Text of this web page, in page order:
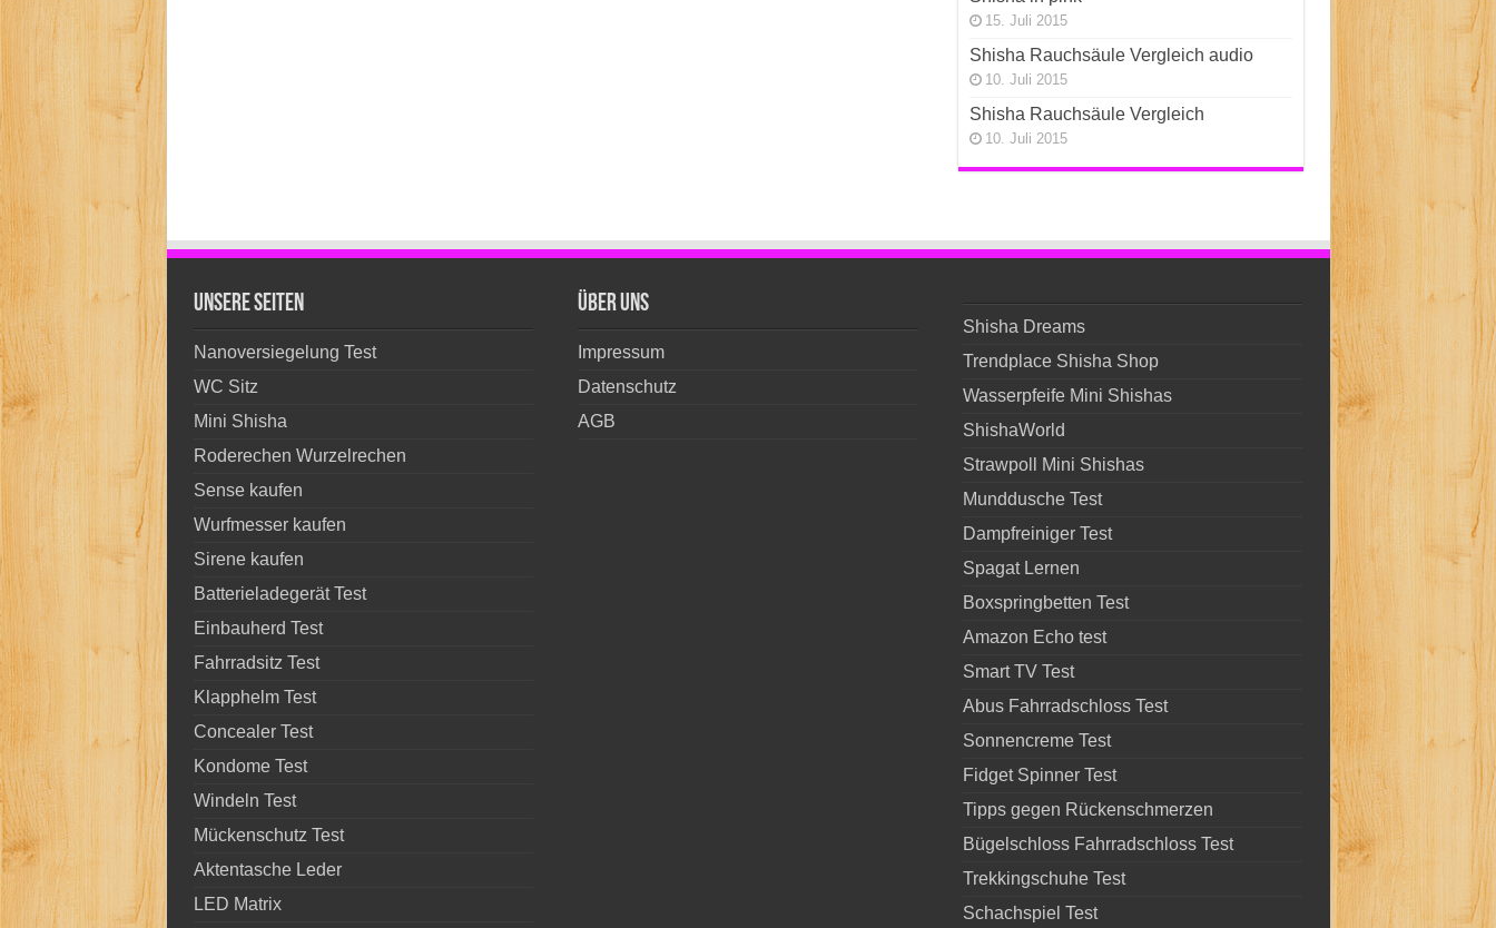
15. Juli 2015
Shisha Rauchsäule Vergleich audio
10. Juli 2015
Shisha Rauchsäule Vergleich
10. Juli 2015
unsere Seiten
Nanoversiegelung Test
WC Sitz
Mini Shisha
Roderechen Wurzelrechen
Sense kaufen
Wurfmesser kaufen
Sirene kaufen
Batterieladegerät Test
Einbauherd Test
Fahrradsitz Test
Klapphelm Test
Concealer Test
Kondome Test
Windeln Test
Mückenschutz Test
Aktentasche Leder
LED Matrix
Über Uns
Impressum
Datenschutz
AGB
Shisha Dreams
Trendplace Shisha Shop
Wasserpfeife Mini Shishas
ShishaWorld
Strawpoll Mini Shishas
Munddusche Test
Dampfreiniger Test
Spagat Lernen
Boxspringbetten Test
Amazon Echo test
Smart TV Test
Abus Fahrradschloss Test
Sonnencreme Test
Fidget Spinner Test
Tipps gegen Rückenschmerzen
Bügelschloss Fahrradschloss Test
Trekkingschuhe Test
Schachspiel Test